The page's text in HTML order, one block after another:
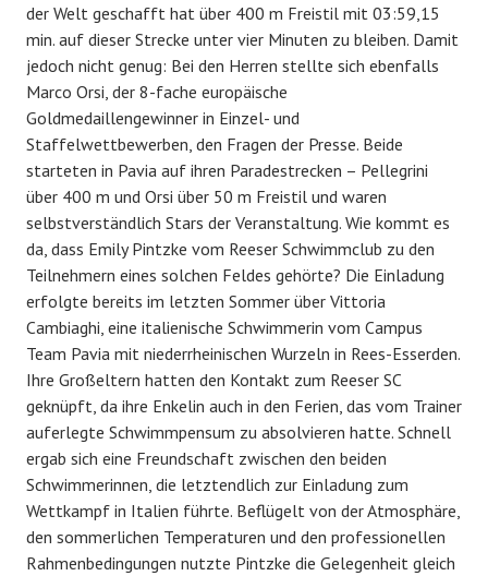
der Welt geschafft hat über 400 m Freistil mit 03:59,15
min. auf dieser Strecke unter vier Minuten zu bleiben. Damit
jedoch nicht genug: Bei den Herren stellte sich ebenfalls
Marco Orsi, der 8-fache europäische
Goldmedaillengewinner in Einzel- und
Staffelwettbewerben, den Fragen der Presse. Beide
starteten in Pavia auf ihren Paradestrecken – Pellegrini
über 400 m und Orsi über 50 m Freistil und waren
selbstverständlich Stars der Veranstaltung. Wie kommt es
da, dass Emily Pintzke vom Reeser Schwimmclub zu den
Teilnehmern eines solchen Feldes gehörte? Die Einladung
erfolgte bereits im letzten Sommer über Vittoria
Cambiaghi, eine italienische Schwimmerin vom Campus
Team Pavia mit niederrheinischen Wurzeln in Rees-Esserden.
Ihre Großeltern hatten den Kontakt zum Reeser SC
geknüpft, da ihre Enkelin auch in den Ferien, das vom Trainer
auferlegte Schwimmpensum zu absolvieren hatte. Schnell
ergab sich eine Freundschaft zwischen den beiden
Schwimmerinnen, die letztendlich zur Einladung zum
Wettkampf in Italien führte. Beflügelt von der Atmosphäre,
den sommerlichen Temperaturen und den professionellen
Rahmenbedingungen nutzte Pintzke die Gelegenheit gleich